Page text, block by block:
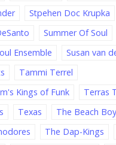
Stpehen Doc Krupka
Summer Of Soul
Ensemble
Susan van
Tammi Terrel
Kings of Funk
Terras
Texas
The Beach
The Dap-Kings